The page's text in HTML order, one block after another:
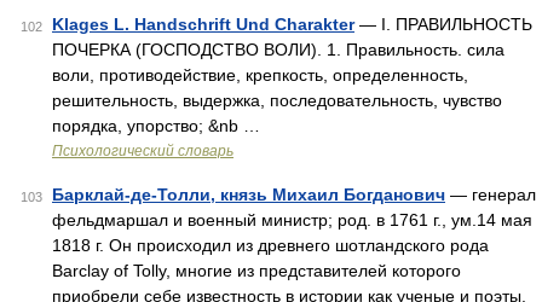
102 Klages L. Handschrift Und Charakter— I. ПРАВИЛЬНОСТЬ
ПОЧЕРКА (ГОСПОДСТВО ВОЛИ). 1. Правильность. сила
воли, противодействие, крепкость, определенность,
решительность, выдержка, последовательность, чувство
порядка, упорство; &nb …
Психологический словарь
103 Барклай-де-Толли, князь Михаил Богданович — генерал
фельдмаршал и военный министр; род. в 1761 г., ум.14 мая
1818 г. Он происходил из древнего шотландского рода
Barclay of Tolly, многие из представителей которого
приобрели себе известность в истории как ученые и поэты.